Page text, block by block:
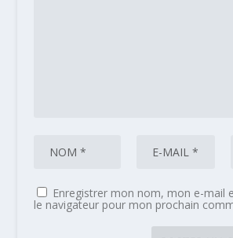
Enregistrer mon nom, mon e-mail
le navigateur pour mon prochain